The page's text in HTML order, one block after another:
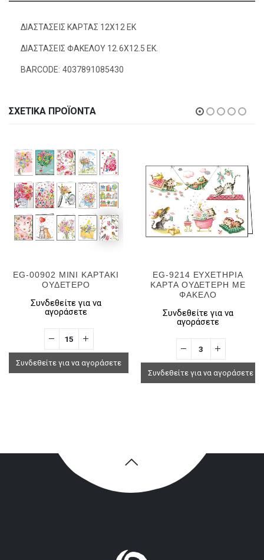
ΔΙΑΣΤΑΣΕΙΣ ΚΑΡΤΑΣ 12Χ12 ΕΚ
ΔΙΑΣΤΑΣΕΙΣ ΦΑΚΕΛΟΥ 12.6Χ12.5 ΕΚ.
BARCODE: 4037891085430
ΣΧΕΤΙΚΆ ΠΡΟΪΌΝΤΑ
EG-00902 MINI ΚΑΡΤΑΚΙ
ΟΥΔΕΤΕΡΟ
Συνδεθείτε για να
αγοράσετε
Συνδεθείτε για να αγοράσετε
EG-9214 ΕΥΧΕΤΗΡΙΑ
ΚΑΡΤΑ ΟΥΔΕΤΕΡΗ ΜΕ
ΦΑΚΕΛΟ
Συνδεθείτε για να
αγοράσετε
Συνδεθείτε για να αγοράσετε